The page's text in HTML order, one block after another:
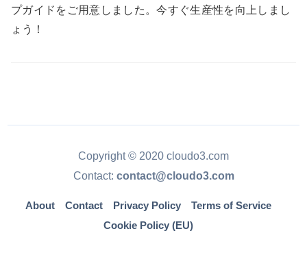
プガイドをご用意しました。今すぐ生産性を向上しまし
ょう！
Copyright © 2020 cloudo3.com
Contact: contact@cloudo3.com
About Contact Privacy Policy
Terms of Service
Cookie Policy (EU)